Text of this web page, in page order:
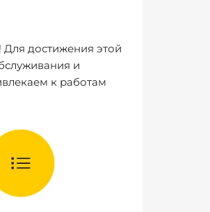
Для достижения этой
и
к работам